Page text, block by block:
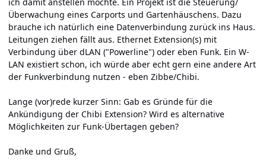
ich damit anstellen möchte. Ein Projekt ist die Steuerung/
Überwachung eines Carports und Gartenhäuschens. Dazu
brauche ich natürlich eine Datenverbindung zurück ins Haus.
Leitungen ziehen fällt aus. Ethernet Extension(s) mit
Verbindung über dLAN ("Powerline") oder eben Funk. Ein W-
LAN existiert schon, ich würde aber echt gern eine andere Art
der Funkverbindung nutzen - eben Zibbe/Chibi.
Lange (vor)rede kurzer Sinn: Gab es Gründe für die
Ankündigung der Chibi Extension? Wird es alternative
Möglichkeiten zur Funk-Übertagen geben?
Danke und Gruß,